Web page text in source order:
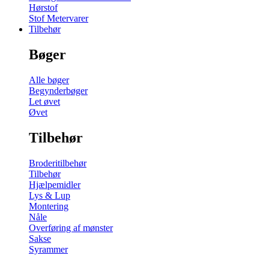
Hørstof
Stof Metervarer
Tilbehør
Bøger
Alle bøger
Begynderbøger
Let øvet
Øvet
Tilbehør
Broderitilbehør
Tilbehør
Hjælpemidler
Lys & Lup
Montering
Nåle
Overføring af mønster
Sakse
Syrammer